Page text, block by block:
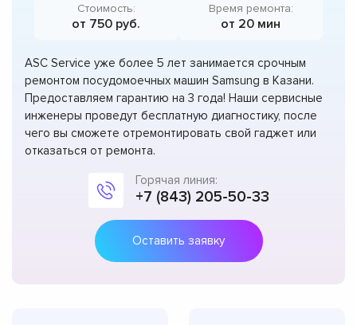
Стоимость:
от 750 руб.
Время ремонта:
от 20 мин
ASC Service уже более 5 лет занимается срочным
ремонтом посудомоечных машин Samsung в Казани.
Предоставляем гарантию на 3 года! Наши сервисные
инженеры проведут бесплатную диагностику, после
чего вы сможете отремонтировать свой гаджет или
отказаться от ремонта.
Горячая линия:
+7 (843) 205-50-33
Оставить заявку